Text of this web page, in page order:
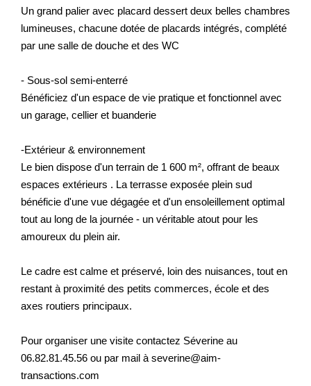
Un grand palier avec placard dessert deux belles chambres
lumineuses, chacune dotée de placards intégrés, complété
par une salle de douche et des WC
- Sous-sol semi-enterré
Bénéficiez d'un espace de vie pratique et fonctionnel avec
un garage, cellier et buanderie
-Extérieur & environnement
Le bien dispose d'un terrain de 1 600 m², offrant de beaux
espaces extérieurs . La terrasse exposée plein sud
bénéficie d'une vue dégagée et d'un ensoleillement optimal
tout au long de la journée - un véritable atout pour les
amoureux du plein air.
Le cadre est calme et préservé, loin des nuisances, tout en
restant à proximité des petits commerces, école et des
axes routiers principaux.
Pour organiser une visite contactez Séverine au
06.82.81.45.56 ou par mail à severine@aim-
transactions.com